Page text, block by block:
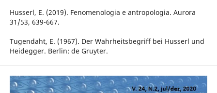
Husserl, E. (2019). Fenomenologia e antropologia. Aurora
31/53, 639-667.
Tugendaht, E. (1967). Der Wahrheitsbegriff bei Husserl und
Heidegger. Berlin: de Gruyter.